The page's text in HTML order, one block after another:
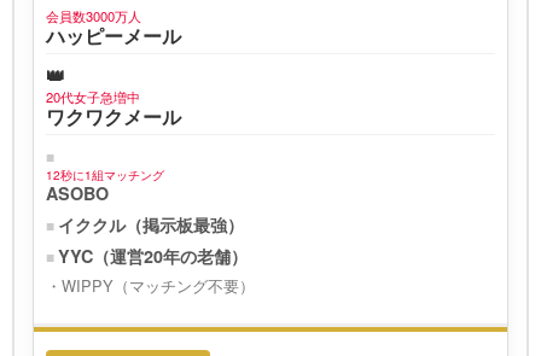
会員数3000万人
ハッピーメール
20代女子急増中
ワクワクメール
12秒に1組マッチング
ASOBO
イククル（掲示板最強）
YYC（運営20年の老舗）
WIPPY（マッチング不要）